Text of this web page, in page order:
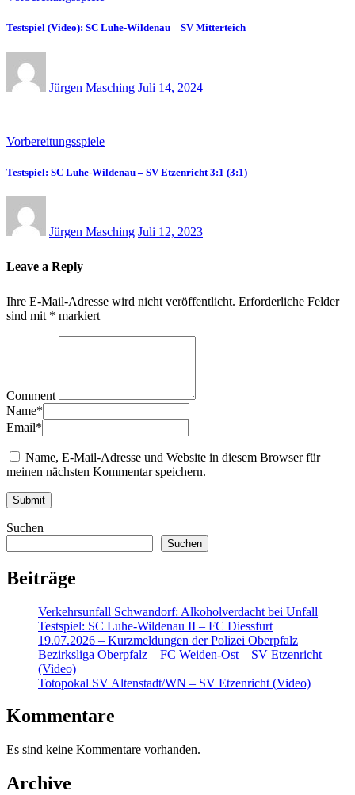
Testspiel (Video): SC Luhe-Wildenau – SV Mitterteich
Jürgen Masching Juli 14, 2024
Vorbereitungsspiele
Testspiel: SC Luhe-Wildenau – SV Etzenricht 3:1 (3:1)
Jürgen Masching Juli 12, 2023
Leave a Reply
Ihre E-Mail-Adresse wird nicht veröffentlicht. Erforderliche Felder
sind mit * markiert
Comment
Name*
Email*
Name, E-Mail-Adresse und Website in diesem Browser für
meinen nächsten Kommentar speichern.
Suchen
Suchen
Beiträge
Verkehrsunfall Schwandorf: Alkoholverdacht bei Unfall
Testspiel: SC Luhe-Wildenau II – FC Diessfurt
19.07.2026 – Kurzmeldungen der Polizei Oberpfalz
Bezirksliga Oberpfalz – FC Weiden-Ost – SV Etzenricht
(Video)
Totopokal SV Altenstadt/WN – SV Etzenricht (Video)
Kommentare
Es sind keine Kommentare vorhanden.
Archive